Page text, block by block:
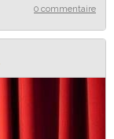
0 commentaire